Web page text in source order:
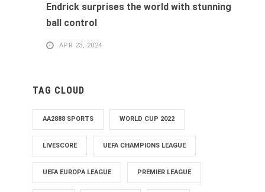
Endrick surprises the world with stunning
ball control
APR 23, 2024
TAG CLOUD
AA2888 SPORTS WORLD CUP 2022
LIVESCORE UEFA CHAMPIONS LEAGUE
UEFA EUROPA LEAGUE PREMIER LEAGUE